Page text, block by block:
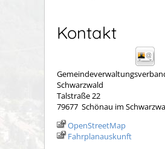
Kontakt
Schwarzwald
Talstraße 22
79677 Schönau im
OpenStreetMap
Fahrplanauskunft